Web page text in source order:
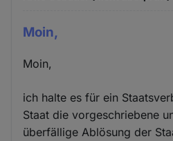
Moin,
Moin,
ich halte es für ein
Staat die vorgeschriebene
überfällige Ablösung der